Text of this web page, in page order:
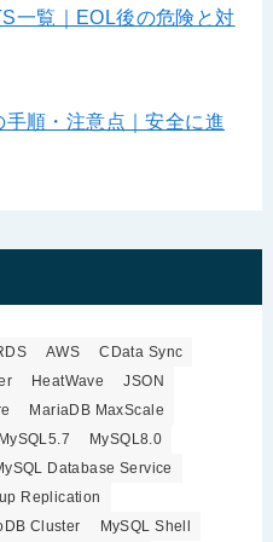
一覧｜EOL後の危険と対
順・注意点｜安全に進
AWS
CData Sync
HeatWave
JSON
MariaDB MaxScale
MySQL5.7
MySQL8.0
Database Service
Replication
Cluster MySQL Shell